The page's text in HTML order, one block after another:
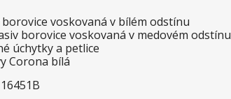
voskovaná v bílém odstínu
borovice voskovaná v medovém odstínu
úchytky a petlice
Corona bílá